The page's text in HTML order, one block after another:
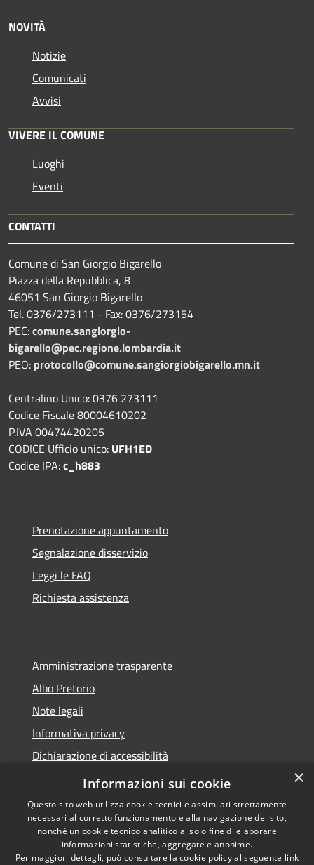
NOVITÀ
Notizie
Comunicati
Avvisi
VIVERE IL COMUNE
Luoghi
Eventi
CONTATTI
Comune di San Giorgio Bigarello
Piazza della Repubblica, 8
46051 San Giorgio Bigarello
Tel. 0376/273111 - Fax: 0376/273154
PEC:comune.sangiorgio-
bigarello@pec.regione.lombardia.it
PEO: protocollo@comune.sangiorgiobigarello.mn.it
Centralino Unico: 0376 273111
Codice Fiscale 80004610202
P.IVA 00474420205
CODICE Ufficio unico: UFH1ED
Codice IPA:c_h883
Prenotazione appuntamento
Segnalazione disservizio
Leggi le FAQ
Richiesta assistenza
Amministrazione trasparente
Albo Pretorio
Note legali
Informativa privacy
Dichiarazione di accessibilità
Obiettivi di accessibilità
Copyright © 2026 • Comune di
×
Informazioni sui cookie
Questo sito web utilizza cookie tecnici e assimilati strettamente
necessari al corretto funzionamento e alla navigazione del sito,
nonché un cookie tecnico analitico al solo fine di elaborare
informazioni statistiche, aggregate e anonime.
Per maggiori dettagli, può consultare la cookie policy al seguente link